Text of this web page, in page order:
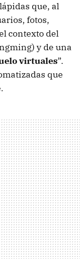
que, al
fotos,
contexto del
y de una
virtuales”.
que